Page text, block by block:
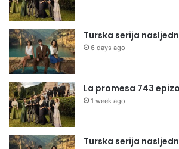
Turska serija
6 days ago
La promesa 743
1 week ago
Turska serija